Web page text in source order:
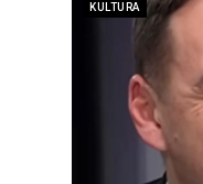
KULTURA